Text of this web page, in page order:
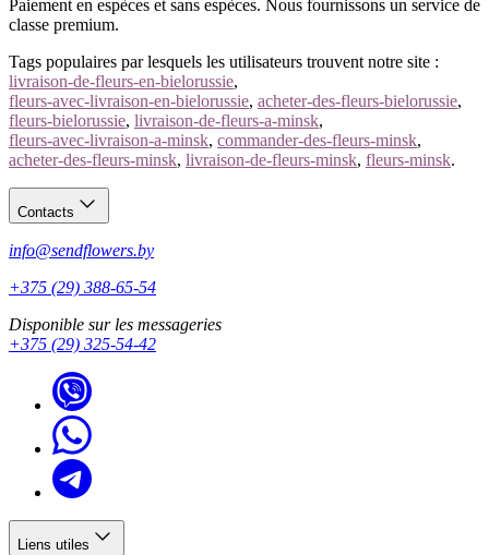
livraison - rapidement, commodément et avantageusement. Nous
sélectionnons soigneusement chaque détail de la composition et
nous efforçons de rendre chaque bouquet unique et mémorable.
Les avantages de commander chez nous :
Système de commande simple sur le site.
Divers modes de paiement (espèces, cartes, WEBPAY,
Prix abordables et politique tarifaire flexible.
choisir un bouquet d'alstroemères adapté à toute occasion.
Paiement en espèces et sans espèces. Nous fournissons un service de
classe premium.
Tags populaires par lesquels les utilisateurs trouvent notre site :
livraison-de-fleurs-en-bielorussie,
fleurs-avec-livraison-en-bielorussie, acheter-des-fleurs-bielorussie,
fleurs-bielorussie, livraison-de-fleurs-a-minsk,
fleurs-avec-livraison-a-minsk, commander-des-fleurs-minsk,
acheter-des-fleurs-minsk, livraison-de-fleurs-minsk, fleurs-minsk.
Contacts
info@sendflowers.by
+375 (29) 388-65-54
Disponible sur les messageries
+375 (29) 325-54-42
Liens utiles